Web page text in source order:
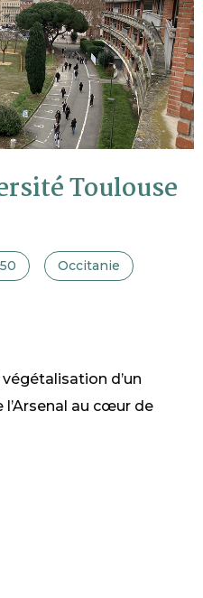
Toulouse
Occitanie
d’un
l’Arsenal au cœur de